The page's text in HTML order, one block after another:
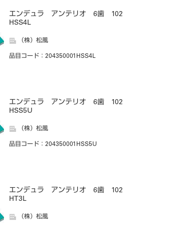
エンデュラ アンテリオ 6歯 102
HSS4L
（株）松風
品目コード ：204350001HSS4L
エンデュラ アンテリオ 6歯 102
HSS5U
（株）松風
品目コード ：204350001HSS5U
エンデュラ アンテリオ 6歯 102
HT3L
（株）松風